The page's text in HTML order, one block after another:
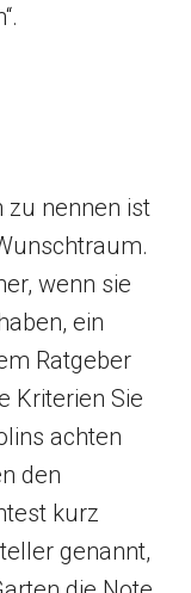
zu nennen ist
wenn sie
ein
Ratgeber
Kriterien Sie
achten
den
kurz
genannt,